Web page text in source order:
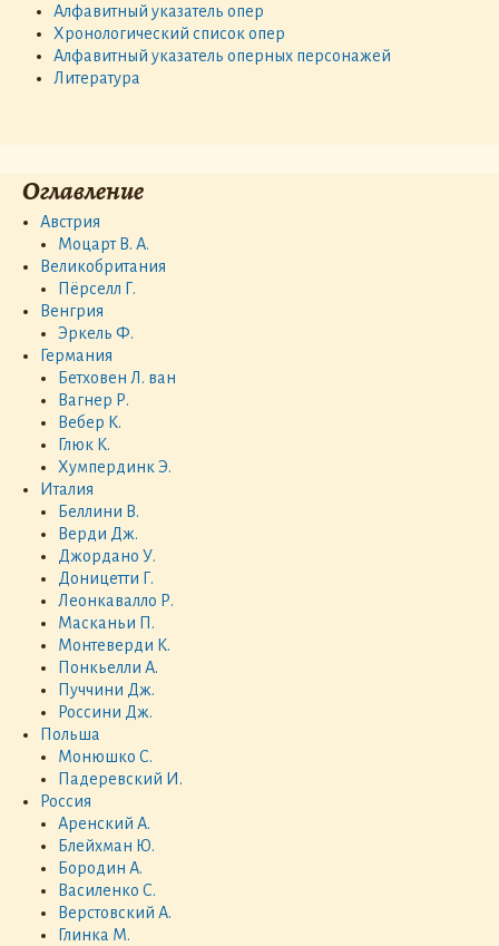
Алфавитный указатель опер
Хронологический список опер
Алфавитный указатель оперных персонажей
Литература
Оглавление
Австрия
Моцарт В. А.
Великобритания
Пёрселл Г.
Венгрия
Эркель Ф.
Германия
Бетховен Л. ван
Вагнер Р.
Вебер К.
Глюк К.
Хумпердинк Э.
Италия
Беллини В.
Верди Дж.
Джордано У.
Доницетти Г.
Леонкавалло Р.
Масканьи П.
Монтеверди К.
Понкьелли А.
Пуччини Дж.
Россини Дж.
Польша
Монюшко С.
Падеревский И.
Россия
Аренский А.
Блейхман Ю.
Бородин А.
Василенко С.
Верстовский А.
Глинка М.